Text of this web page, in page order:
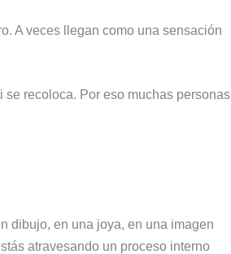
A veces llegan como una sensación
se recoloca. Por eso muchas personas
dibujo, en una joya, en una imagen
atravesando un proceso interno